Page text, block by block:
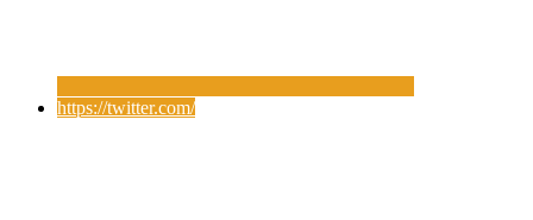
https://twitter.com/